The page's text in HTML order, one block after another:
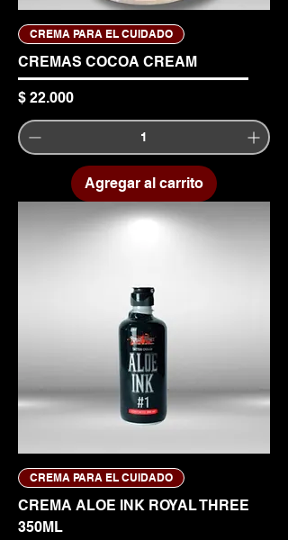
CREMA PARA EL CUIDADO
CREMAS COCOA CREAM
Precio
$ 22.000
Agregar al carrito
CREMA PARA EL CUIDADO
CREMA ALOE INK ROYAL THREE
350ML